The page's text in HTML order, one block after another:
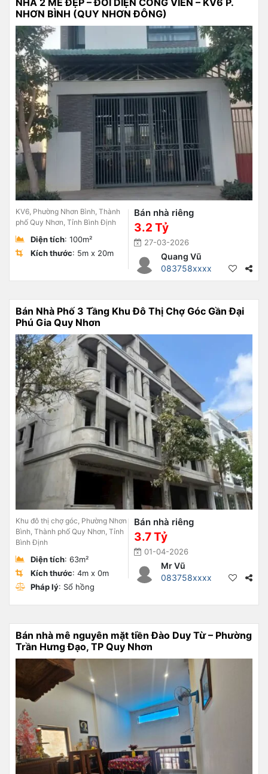
NHƠN BÌNH (QUY NHƠN ĐÔNG)
KV6, Phường Nhơn Bình, Thành
phố Quy Nhơn, Tỉnh Bình Định
Diện tích: 100m²
Kích thước: 5m x 20m
Bán nhà riêng
3.2 Tỷ
27-03-2026
Quang Vũ
083758xxxx
Bán Nhà Phố 3 Tầng Khu Đô Thị Chợ Góc Gần Đại
Phú Gia Quy Nhơn
Khu đô thị chợ góc, Phường Nhơn
Bình, Thành phố Quy Nhơn, Tỉnh
Bình Định
Diện tích: 63m²
Kích thước: 4m x 0m
Pháp lý: Sổ hồng
Bán nhà riêng
3.7 Tỷ
01-04-2026
Mr Vũ
083758xxxx
Bán nhà mê nguyên mặt tiền Đào Duy Từ – Phường
Trần Hưng Đạo, TP Quy Nhơn